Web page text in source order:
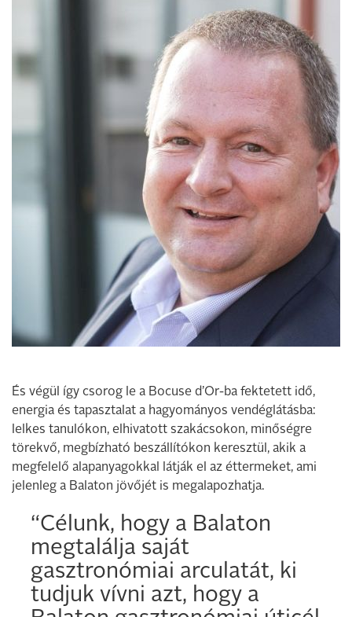
És végül így csorog le a Bocuse d’Or-ba fektetett idő,
energia és tapasztalat a hagyományos vendéglátásba:
lelkes tanulókon, elhivatott szakácsokon, minőségre
törekvő, megbízható beszállítókon keresztül, akik a
megfelelő alapanyagokkal látják el az éttermeket, ami
jelenleg a Balaton jövőjét is megalapozhatja.
“Célunk, hogy a Balaton
megtalálja saját
gasztronómiai arculatát, ki
tudjuk vívni azt, hogy a